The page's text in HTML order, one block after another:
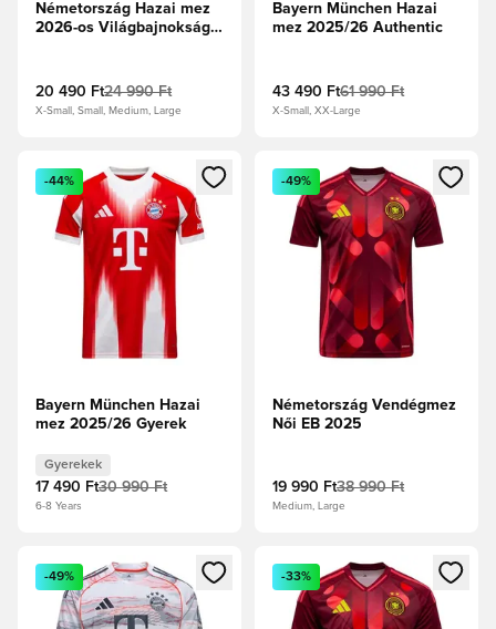
Németország Hazai mez
2026-os Világbajnokság
20 490 Ft24 990 Ft
X-Small, Small, Medium, Large
Bayern München Hazai
mez 2025/26 Authentic
43 490 Ft61 990 Ft
X-Small, XX-Large
Megnyit egy modált a bejelentkezéshez vagy a tagként
-44%
Bayern München Hazai
mez 2025/26 Gyerek
Gyerekek
17 490 Ft30 990 Ft
6-8 Years
Megnyit egy modált a
-49%
Németország Vendégmez
Női EB 2025
19 990 Ft38 990 Ft
Medium, Large
Megnyit egy modált a bejelentkezéshez vagy a tagként
-49%
Megnyit egy modált a
-33%